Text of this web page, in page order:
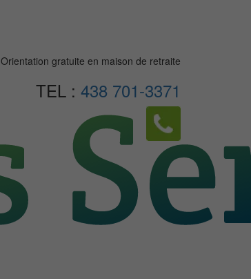
Orientation gratuite en maison de retraite
TEL : 438 701-3371